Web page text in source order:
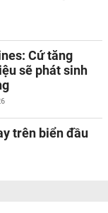
Cứ tăng
sẽ phát sinh
trên biển đầu